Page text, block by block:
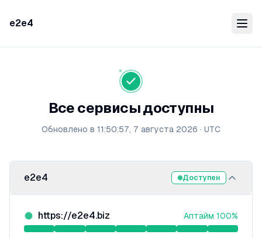
e2e4
Все сервисы доступны
Обновлено в 11:50:57, 7 августа 2026 · UTC
e2e4 Доступен
https://e2e4.biz Аптайм 100%